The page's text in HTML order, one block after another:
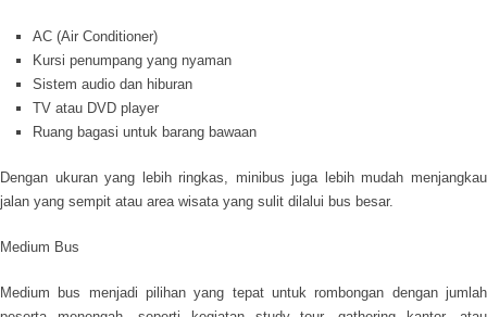
AC (Air Conditioner)
Kursi penumpang yang nyaman
Sistem audio dan hiburan
TV atau DVD player
Ruang bagasi untuk barang bawaan
Dengan ukuran yang lebih ringkas, minibus juga lebih mudah menjangkau
jalan yang sempit atau area wisata yang sulit dilalui bus besar.
Medium Bus
Medium bus menjadi pilihan yang tepat untuk rombongan dengan jumlah